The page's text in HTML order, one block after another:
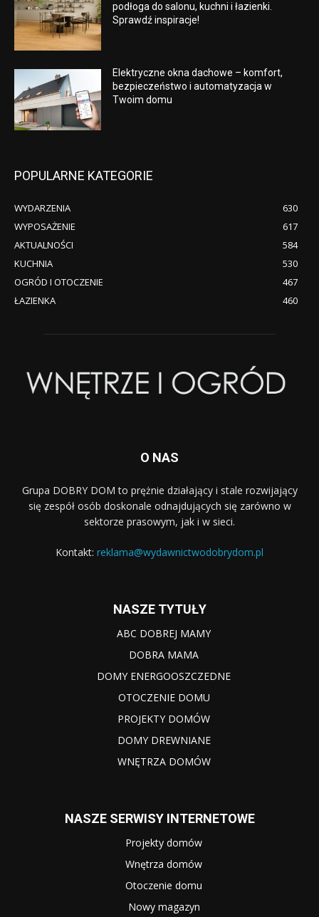
podłoga do salonu, kuchni i łazienki.
Sprawdź inspiracje!
Elektryczne okna dachowe – komfort,
bezpieczeństwo i automatyzacja w
Twoim domu
POPULARNE KATEGORIE
WYDARZENIA
630
WYPOSAŻENIE
617
AKTUALNOŚCI
584
KUCHNIA
530
OGRÓD I OTOCZENIE
467
ŁAZIENKA
460
O NAS
Grupa DOBRY DOM to prężnie działający i stale rozwijający
się zespół osób doskonale odnajdujących się zarówno w
sektorze prasowym, jak i w sieci.
Kontakt: reklama@wydawnictwodobrydom.pl
NASZE TYTUŁY
ABC DOBREJ MAMY
DOBRA MAMA
DOMY ENERGOOSZCZEDNE
OTOCZENIE DOMU
PROJEKTY DOMÓW
DOMY DREWNIANE
WNĘTRZA DOMÓW
NASZE SERWISY INTERNETOWE
Projekty domów
Wnętrza domów
Otoczenie domu
Nowy magazyn